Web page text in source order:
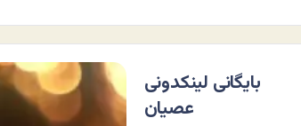
بایگانی لینکدونی
عصیان